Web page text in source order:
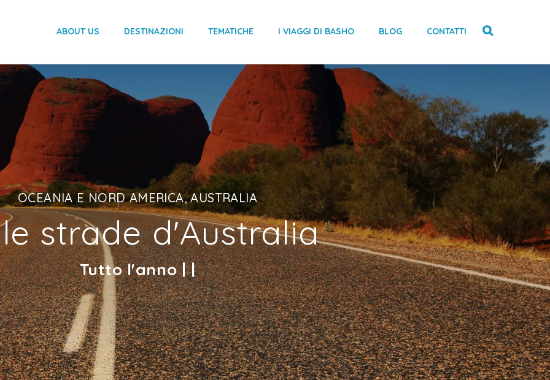
ABOUT US DESTINAZIONI TEMATICHE I VIAGGI DI BASHO BLOG CONTATTI
OCEANIA E NORD AMERICA, AUSTRALIA
strade d'Australia
Tutto l'anno | |